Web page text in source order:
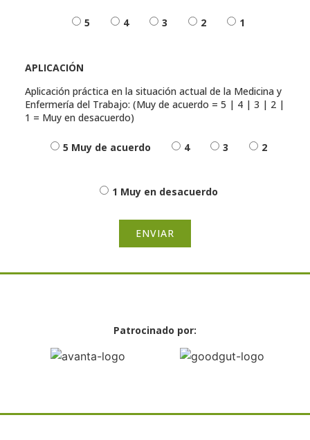
5 4 3 2 1
APLICACIÓN
Aplicación práctica en la situación actual de la Medicina y
Enfermería del Trabajo: (Muy de acuerdo = 5 | 4 | 3 | 2 |
1 = Muy en desacuerdo)
5 Muy de acuerdo 4 3 2
1 Muy en desacuerdo
ENVIAR
Patrocinado por: